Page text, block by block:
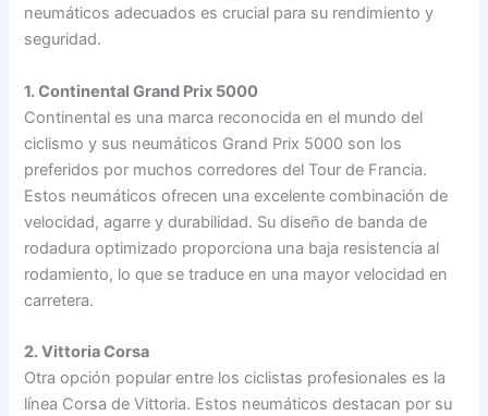
neumáticos adecuados es crucial para su rendimiento y
seguridad.
1. Continental Grand Prix 5000
Continental es una marca reconocida en el mundo del
ciclismo y sus neumáticos Grand Prix 5000 son los
preferidos por muchos corredores del Tour de Francia.
Estos neumáticos ofrecen una excelente combinación de
velocidad, agarre y durabilidad. Su diseño de banda de
rodadura optimizado proporciona una baja resistencia al
rodamiento, lo que se traduce en una mayor velocidad en
carretera.
2. Vittoria Corsa
Otra opción popular entre los ciclistas profesionales es la
línea Corsa de Vittoria. Estos neumáticos destacan por su